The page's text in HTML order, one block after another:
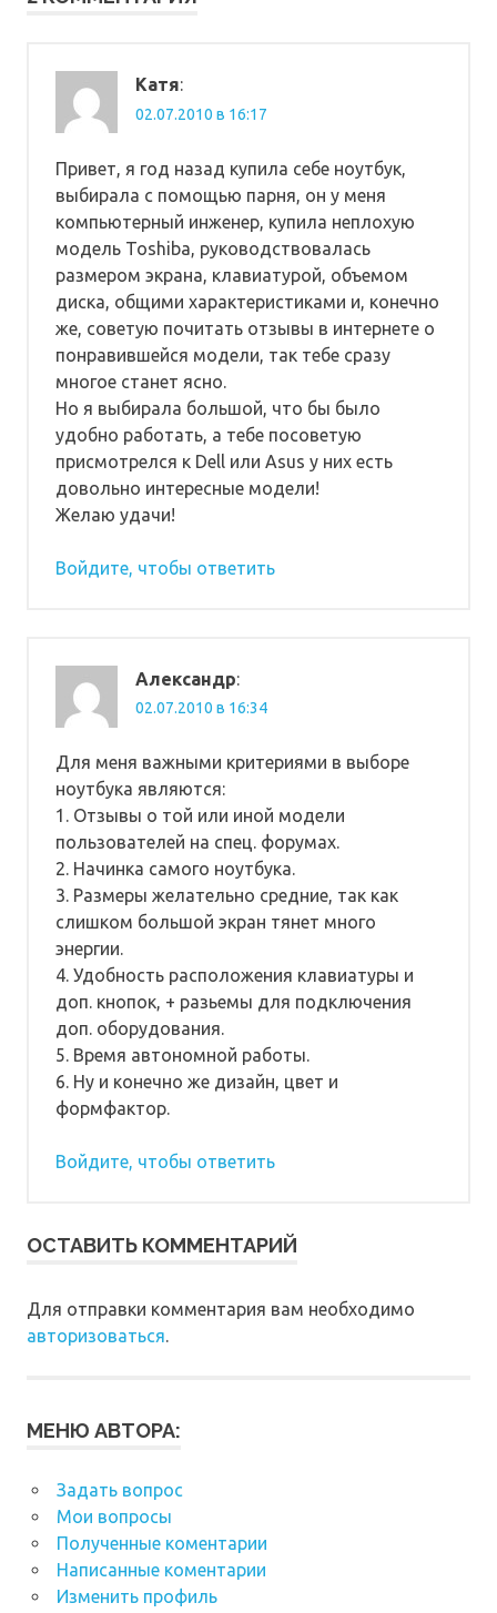
Катя:
02.07.2010 в 16:17
Привет, я год назад купила себе ноутбук,
выбирала с помощью парня, он у меня
компьютерный инженер, купила неплохую
модель Toshiba, руководствовалась
размером экрана, клавиатурой, объемом
диска, общими характеристиками и, конечно
же, советую почитать отзывы в интернете о
понравившейся модели, так тебе сразу
многое станет ясно.
Но я выбирала большой, что бы было
удобно работать, а тебе посоветую
присмотрелся к Dell или Asus у них есть
довольно интересные модели!
Желаю удачи!
Войдите, чтобы ответить
Александр:
02.07.2010 в 16:34
Для меня важными критериями в выборе
ноутбука являются:
1. Отзывы о той или иной модели
пользователей на спец. форумах.
2. Начинка самого ноутбука.
3. Размеры желательно средние, так как
слишком большой экран тянет много
энергии.
4. Удобность расположения клавиатуры и
доп. кнопок, + разьемы для подключения
доп. оборудования.
5. Время автономной работы.
6. Ну и конечно же дизайн, цвет и
формфактор.
Войдите, чтобы ответить
ОСТАВИТЬ КОММЕНТАРИЙ
Для отправки комментария вам необходимо
авторизоваться.
МЕНЮ АВТОРА:
Задать вопрос
Мои вопросы
Полученные коментарии
Написанные коментарии
Изменить профиль